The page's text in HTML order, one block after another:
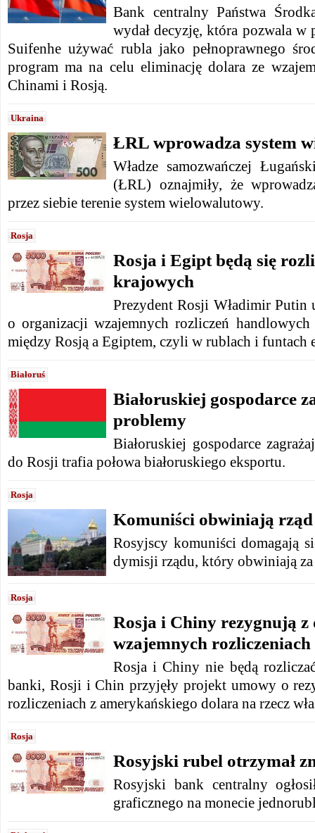
Bank centralny Państwa
wydał decyzję, która pozwala w
Suifenhe używać rubla jako pełnoprawnego
program ma na celu eliminację dolara ze
Chinami i Rosją.
Ukraina
ŁRL wprowadza system
Władze samozwańczej
(ŁRL) oznajmiły, że
przez siebie terenie system wielowalutowy.
Rosja
Rosja i Egipt będą się
krajowych
Prezydent Rosji Władimir Putin
o organizacji wzajemnych rozliczeń
między Rosją a Egiptem, czyli w rublach i funtach
Białoruś
Białoruskiej gospodarce
problemy
Białoruskiej gospodarce
do Rosji trafia połowa białoruskiego eksportu.
Rosja
Komuniści obwiniają
Rosyjscy komuniści domagają
dymisji rządu, który obwiniają
Rosja
Rosja i Chiny rezygnują z
wzajemnych rozliczeniach
Rosja i Chiny nie będą
banki, Rosji i Chin przyjęły projekt umowy o
rozliczeniach z amerykańskiego dolara na rzecz
Rosja
Rosyjski rubel otrzymał
Rosyjski bank centralny
graficznego na monecie